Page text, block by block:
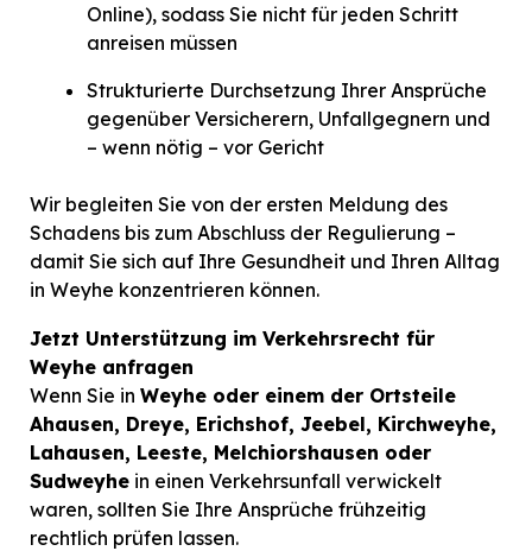
Online), sodass Sie nicht für jeden Schritt
anreisen müssen
Strukturierte Durchsetzung Ihrer Ansprüche
gegenüber Versicherern, Unfallgegnern und
– wenn nötig – vor Gericht
Wir begleiten Sie von der ersten Meldung des
Schadens bis zum Abschluss der Regulierung –
damit Sie sich auf Ihre Gesundheit und Ihren Alltag
in Weyhe konzentrieren können.
Jetzt Unterstützung im Verkehrsrecht für
Weyhe anfragen
Wenn Sie in Weyhe oder einem der Ortsteile
Ahausen, Dreye, Erichshof, Jeebel, Kirchweyhe,
Lahausen, Leeste, Melchiorshausen oder
Sudweyhe in einen Verkehrsunfall verwickelt
waren, sollten Sie Ihre Ansprüche frühzeitig
rechtlich prüfen lassen.